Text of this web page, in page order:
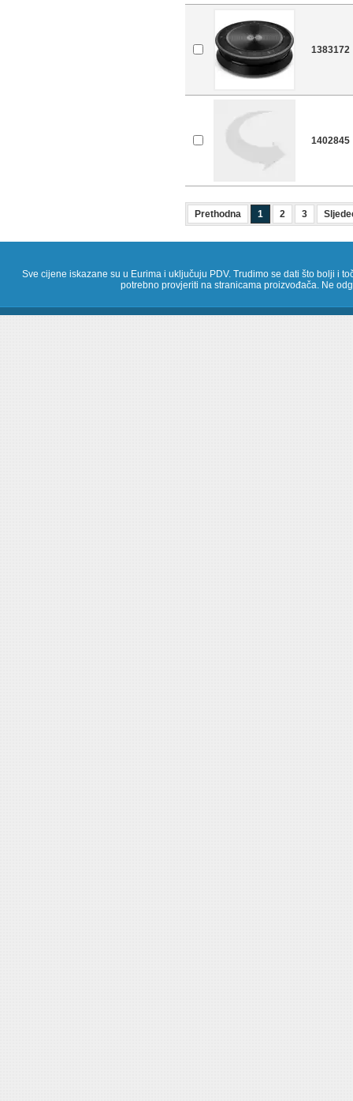
1383172
1402845
Prethodna 1 2 3
Sve cijene iskazane su u Eurima i uključuju PDV. Trudimo se dati što bolji i
potrebno provjeriti na stranicama proizvođača. Ne